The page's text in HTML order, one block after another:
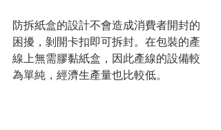
防拆紙盒的設計不會造成消費者開封的
困擾，剝開卡扣即可拆封。在包裝的產
線上無需膠黏紙盒，因此產線的設備較
為單純，經濟生產量也比較低。